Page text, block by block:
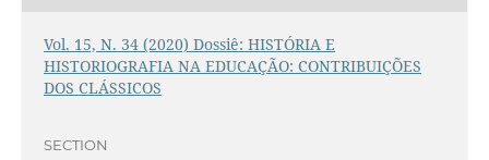
Vol. 15, N. 34 (2020) Dossiê: HISTÓRIA E
HISTORIOGRAFIA NA EDUCAÇÃO: CONTRIBUIÇÕES
DOS CLÁSSICOS
SECTION